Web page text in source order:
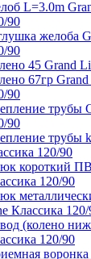
L=3.0m
90
желоба
90
45 Grand
67гр
90
трубы
90
трубы
120/90
короткий
120/90
Классика 120/
(колено
120/90